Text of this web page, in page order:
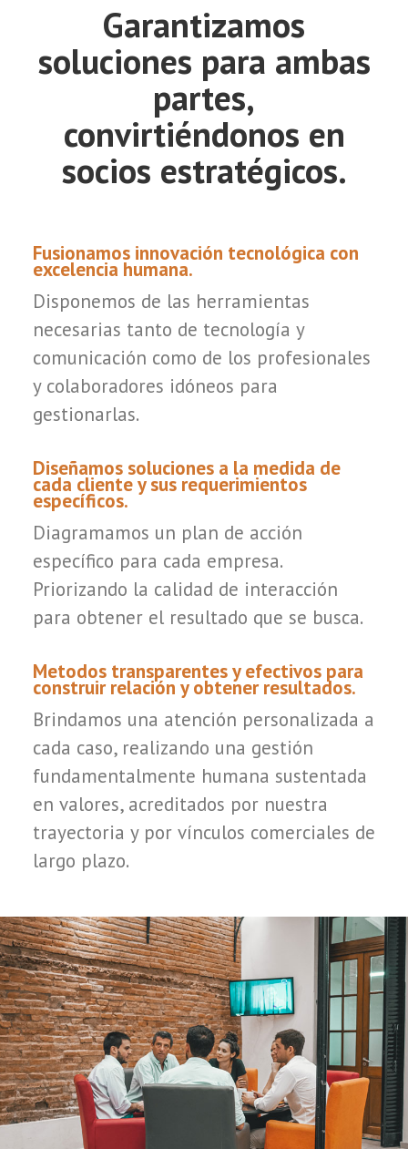
Garantizamos
soluciones para ambas
partes,
convirtiéndonos en
socios estratégicos.
Fusionamos innovación tecnológica con
excelencia humana.
Disponemos de las herramientas
necesarias tanto de tecnología y
comunicación como de los profesionales
y colaboradores idóneos para
gestionarlas.
Diseñamos soluciones a la medida de
cada cliente y sus requerimientos
específicos.
Diagramamos un plan de acción
específico para cada empresa.
Priorizando la calidad de interacción
para obtener el resultado que se busca.
Metodos transparentes y efectivos para
construir relación y obtener resultados.
Brindamos una atención personalizada a
cada caso, realizando una gestión
fundamentalmente humana sustentada
en valores, acreditados por nuestra
trayectoria y por vínculos comerciales de
largo plazo.